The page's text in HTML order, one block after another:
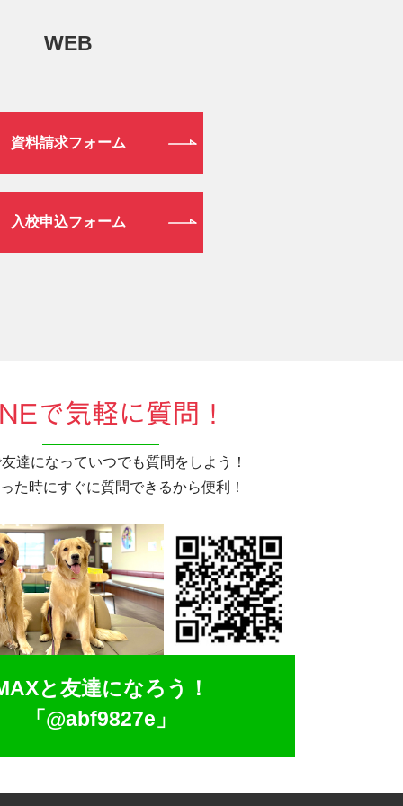
WEB
資料請求フォーム
入校申込フォーム
で気軽に質問！
達になっていつでも質問をしよう！
た時にすぐに質問できるから便利！
と友達になろう！
「@abf9827e」